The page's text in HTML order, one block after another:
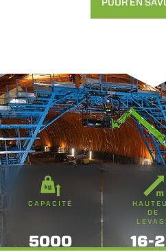
CAPACITÉ
5000
DE
16-